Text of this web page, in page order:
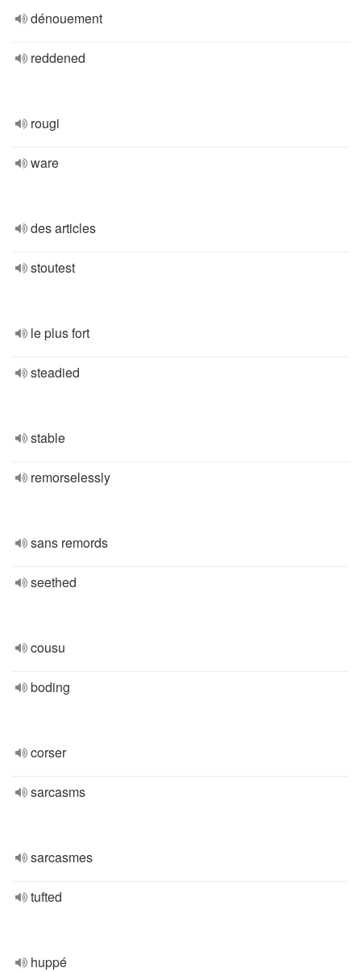
dénouement
reddened
rougi
ware
des articles
stoutest
le plus fort
steadied
stable
remorselessly
sans remords
seethed
cousu
boding
corser
sarcasms
sarcasmes
tufted
huppé